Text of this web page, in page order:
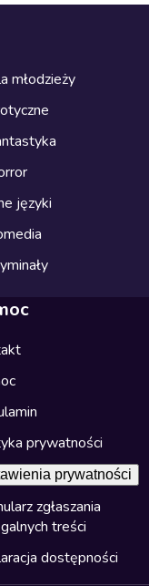
młodzieży
języki
prywatności
prywatności
zgłaszania
treści
dostępności